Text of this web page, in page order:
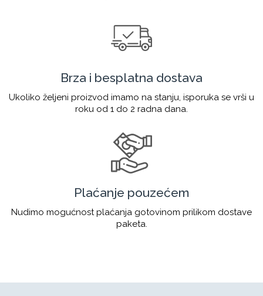
Brza i besplatna dostava
Ukoliko željeni proizvod imamo na stanju, isporuka se vrši u
roku od 1 do 2 radna dana.
Plaćanje pouzećem
Nudimo mogućnost plaćanja gotovinom prilikom dostave
paketa.